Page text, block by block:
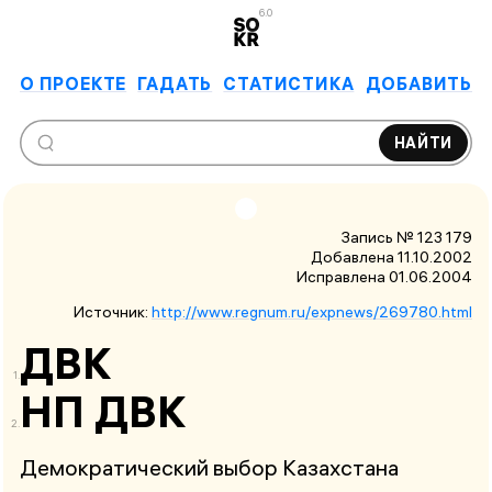
6.0
О ПРОЕКТЕ ГАДАТЬ СТАТИСТИКА ДОБАВИТЬ
НАЙТИ
Запись № 123 179
Добавлена 11.10.2002
Исправлена 01.06.2004
Источник: http://www.regnum.ru/expnews/269780.html
ДВК
НП ДВК
Демократический выбор Казахстана